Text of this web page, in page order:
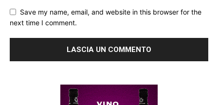
Save my name, email, and website in this browser for the
next time I comment.